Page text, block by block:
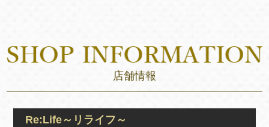
店舗情報
Re:Life～リライフ～